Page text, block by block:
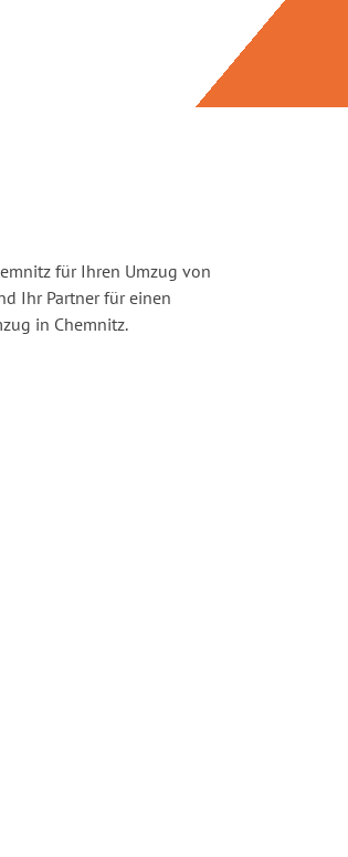
für Ihren Umzug von
Ihr Partner für einen
in Chemnitz.